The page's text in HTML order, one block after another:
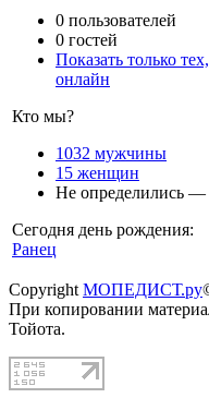
0 пользователей
0 гостей
Показать только
онлайн
Кто мы?
1032 мужчины
15 женщин
Не определились —
Сегодня день рождения:
Ранец
Copyright МОПЕДИСТ.ру
При копировании
Тойота.